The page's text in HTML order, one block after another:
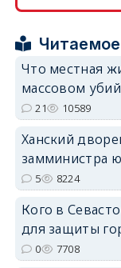
Читаемое
Что местная
массовом
21 10589
Ханский
замминистра
5 8224
Кого в
для защиты
0 7708